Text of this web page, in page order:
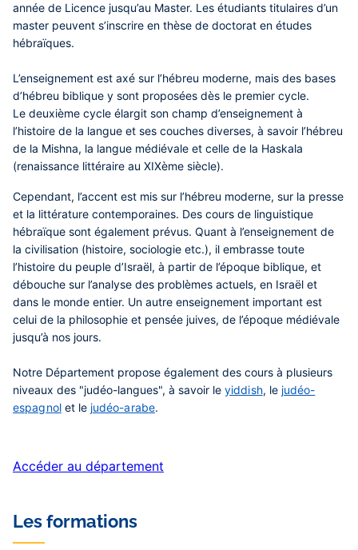
année de Licence jusqu’au Master. Les étudiants titulaires d’un
master peuvent s’inscrire en thèse de doctorat en études
hébraïques.
L’enseignement est axé sur l’hébreu moderne, mais des bases
d’hébreu biblique y sont proposées dès le premier cycle.
Le deuxième cycle élargit son champ d’enseignement à
l’histoire de la langue et ses couches diverses, à savoir l’hébreu
de la Mishna, la langue médiévale et celle de la Haskala
(renaissance littéraire au XIXème siècle).
Cependant, l’accent est mis sur l’hébreu moderne, sur la presse
et la littérature contemporaines. Des cours de linguistique
hébraïque sont également prévus. Quant à l’enseignement de
la civilisation (histoire, sociologie etc.), il embrasse toute
l’histoire du peuple d’Israël, à partir de l’époque biblique, et
débouche sur l’analyse des problèmes actuels, en Israël et
dans le monde entier. Un autre enseignement important est
celui de la philosophie et pensée juives, de l’époque médiévale
jusqu’à nos jours.
Notre Département propose également des cours à plusieurs
niveaux des "judéo-langues", à savoir le yiddish, le judéo-
espagnolet le judéo-arabe.
Accéder au département
Les formations